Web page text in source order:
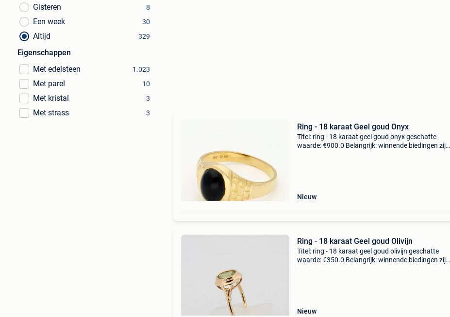
Gisteren 8
Een week 30
Altijd 329
Eigenschappen
Met edelsteen
1.023
Met parel 10
Met kristal 3
Met strass 3
Ring - 18 karaat Geel goud Onyx
Titel: ring - 18 karaat geel goud onyx geschatte
waarde: €900.0 Belangrijk: winnende biedingen zijn
Nieuw
Ring - 18 karaat Geel goud Olivijn
Titel: ring - 18 karaat geel goud olivijn geschatte
waarde: €350.0 Belangrijk: winnende biedingen zijn
Nieuw